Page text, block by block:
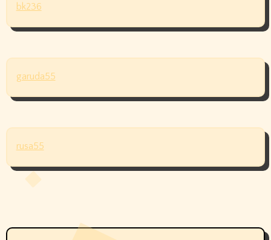
bk236
garuda55
rusa55